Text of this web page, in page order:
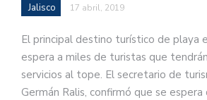
Jalisco 17 abril, 2019
El principal destino turístico de playa
espera a miles de turistas que
servicios al tope. El secretario de
Germán Ralis, confirmó que se